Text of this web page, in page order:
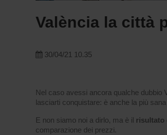
València la città
30/04/21 10.35
Nel caso avessi ancora qualche dubbio
lasciarti conquistare: è anche la più
E non siamo noi a dirlo, ma è il risultato
comparazione dei prezzi.